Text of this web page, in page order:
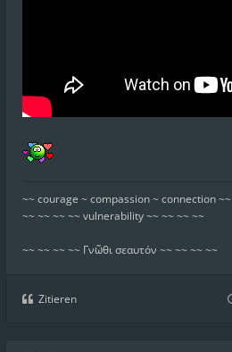
~~ courage ~ compassion ~ connection ~~
~~ ~~ ~~ ~~ vulnerability ~~ ~~ ~~ ~~
~~ ~~ ~~ ~~ Γνῶθι σεαυτόν ~~ ~~ ~~ ~~
Zitieren